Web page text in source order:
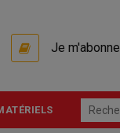
Je m'abonne